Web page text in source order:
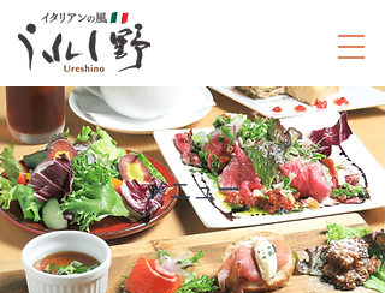
​メニュー